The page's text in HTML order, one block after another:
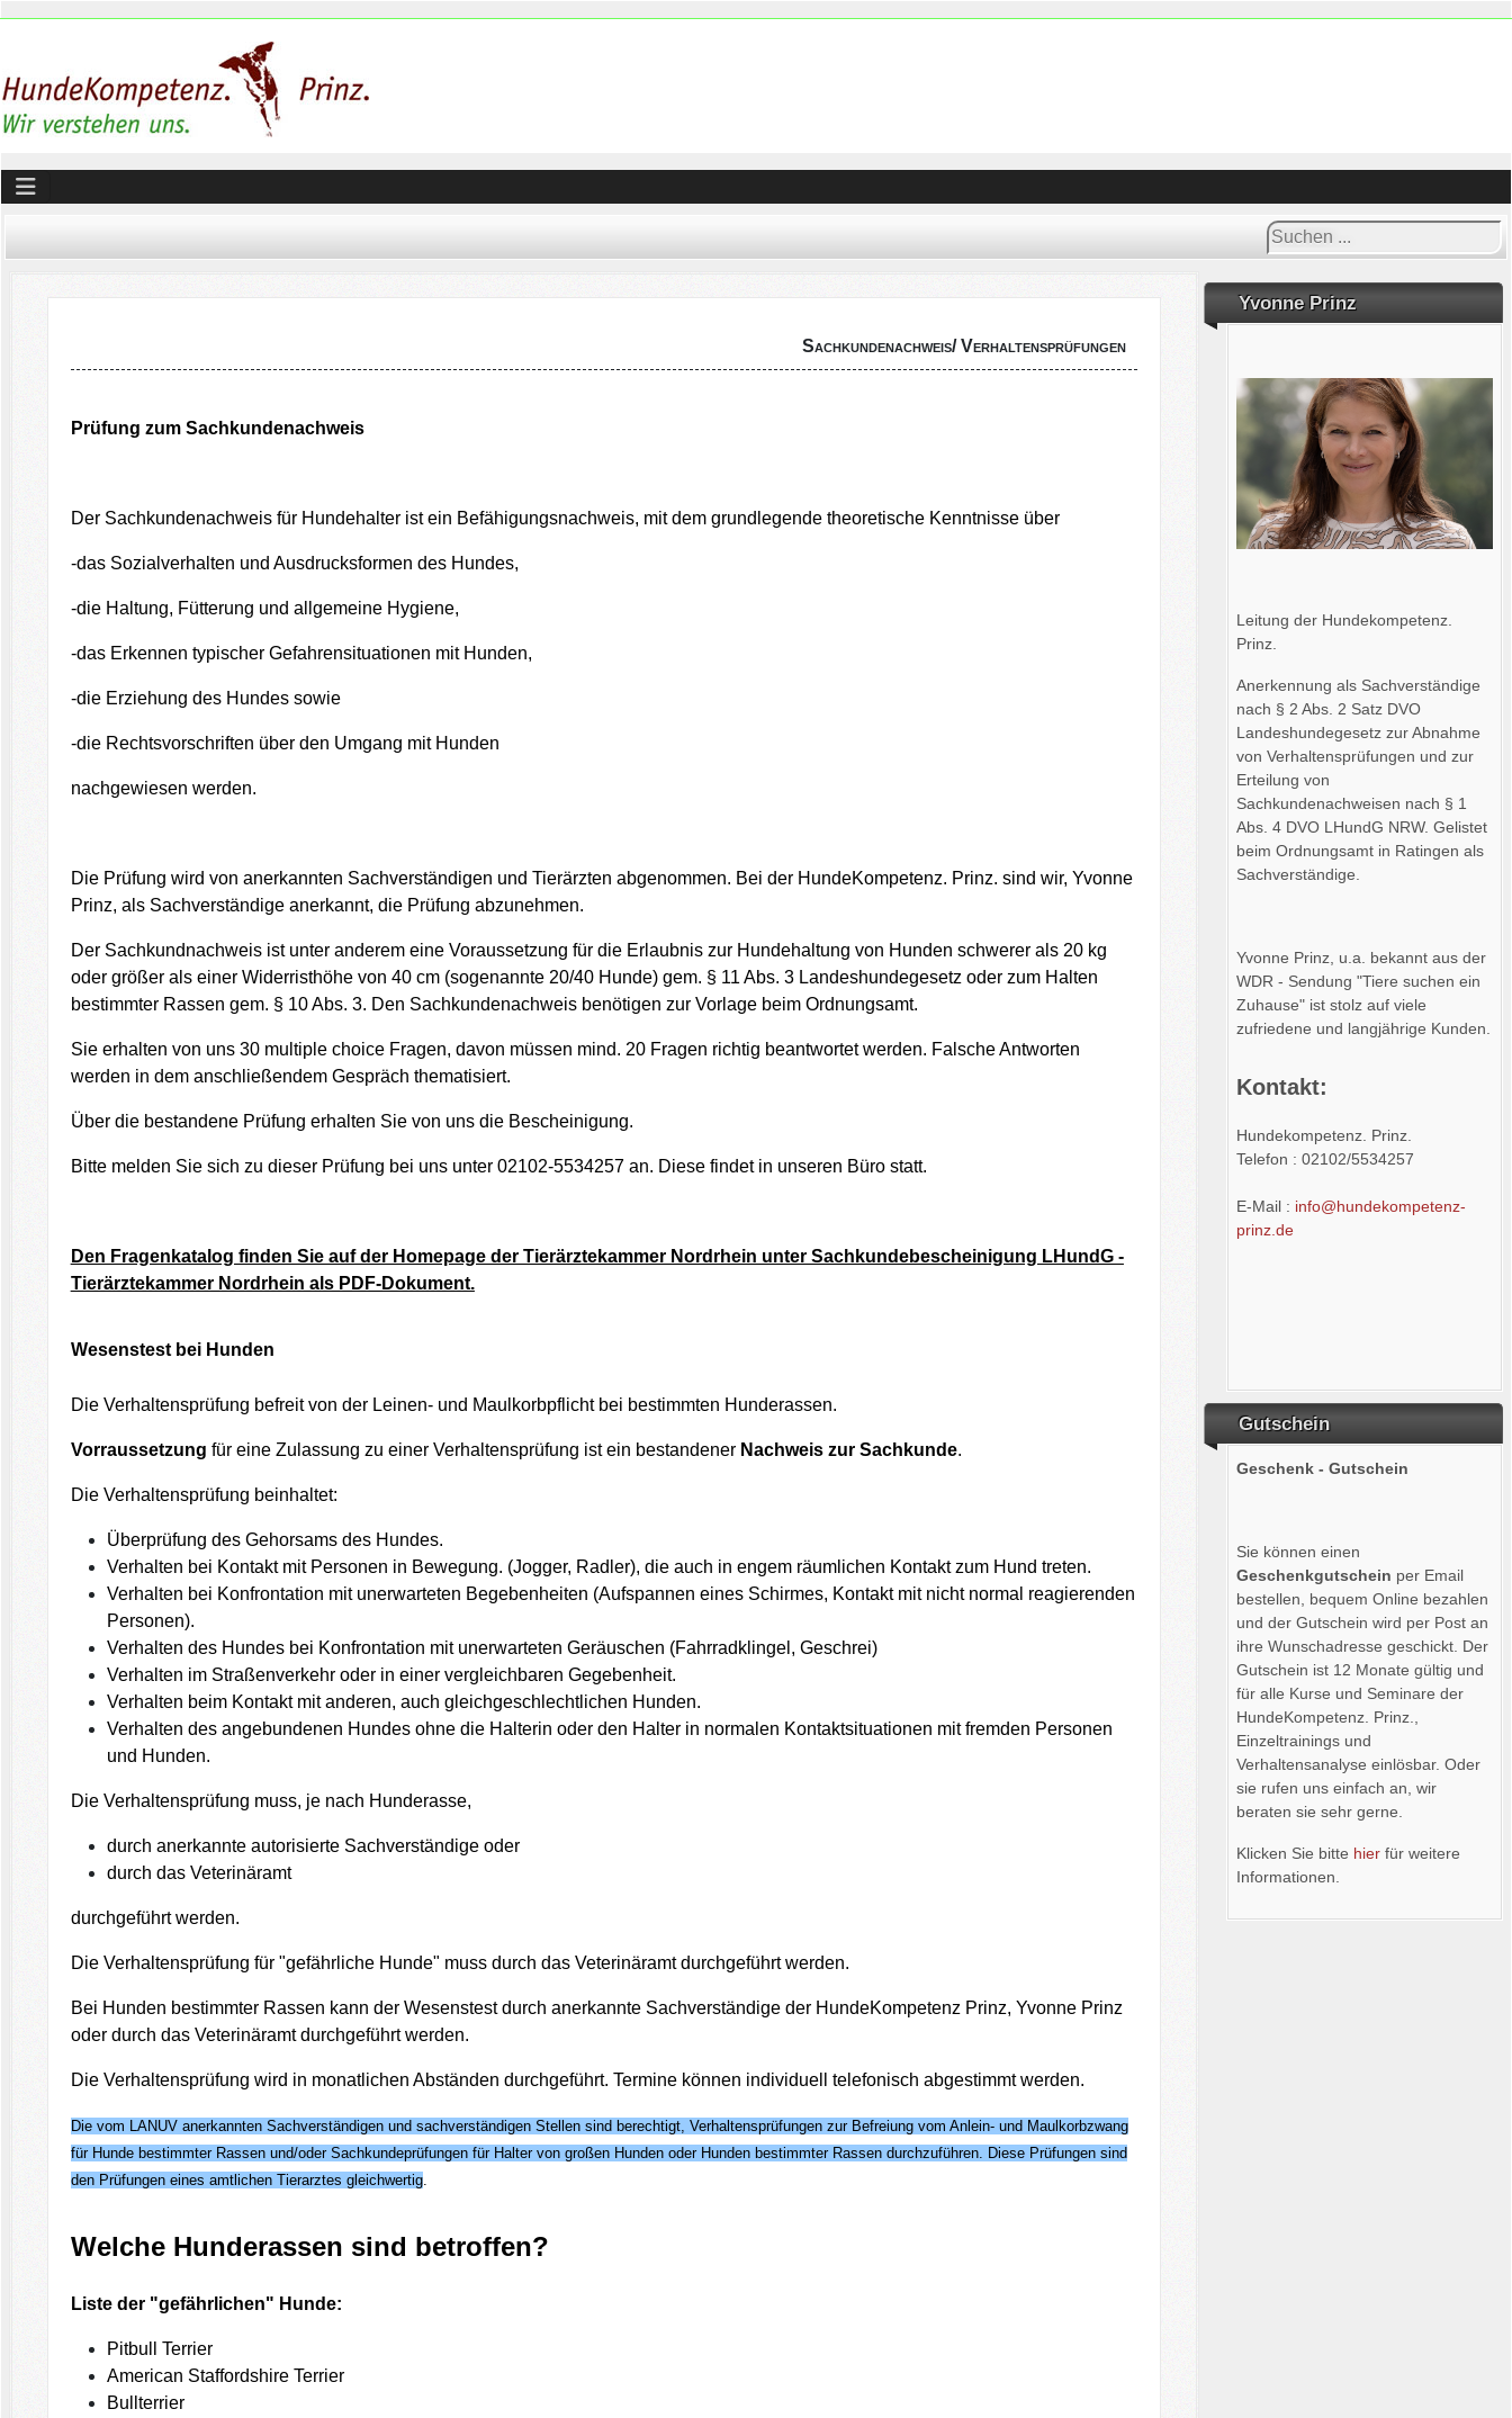
Suchen
...
Yvonne Prinz
Leitung der Hundekompetenz.
Prinz.
Anerkennung als Sachverständige
nach § 2 Abs. 2 Satz DVO
Landeshundegesetz zur Abnahme
von Verhaltensprüfungen und zur
Erteilung von
Sachkundenachweisen nach § 1
Abs. 4 DVO LHundG NRW. Gelistet
beim Ordnungsamt in Ratingen als
Sachverständige.
Yvonne Prinz, u.a. bekannt aus der
WDR - Sendung "Tiere suchen ein
Zuhause" ist stolz auf viele
zufriedene und langjährige Kunden.
Kontakt:
Hundekompetenz. Prinz.
Telefon : 02102/5534257
E-Mail : info@hundekompetenz-
prinz.de
Gutschein
Geschenk - Gutschein
Sie können einen
Geschenkgutschein per Email
bestellen, bequem Online bezahlen
und der Gutschein wird per Post an
ihre Wunschadresse geschickt. Der
Gutschein ist 12 Monate gültig und
für alle Kurse und Seminare der
HundeKompetenz. Prinz.,
Einzeltrainings und
Verhaltensanalyse einlösbar. Oder
sie rufen uns einfach an, wir
beraten sie sehr gerne.
Klicken Sie bitte hierfür weitere
Informationen.
Sachkundenachweis/ Verhaltensprüfungen
Prüfung zum Sachkundenachweis
Der Sachkundenachweis für Hundehalter ist ein Befähigungsnachweis, mit dem grundlegende theoretische Kenntnisse über
-das Sozialverhalten und Ausdrucksformen des Hundes,
-die Haltung, Fütterung und allgemeine Hygiene,
-das Erkennen typischer Gefahrensituationen mit Hunden,
-die Erziehung des Hundes sowie
-die Rechtsvorschriften über den Umgang mit Hunden
nachgewiesen werden.
Die Prüfung wird von anerkannten Sachverständigen und Tierärzten abgenommen. Bei der HundeKompetenz. Prinz. sind wir, Yvonne
Prinz, als Sachverständige anerkannt, die Prüfung abzunehmen.
Der Sachkundnachweis ist unter anderem eine Voraussetzung für die Erlaubnis zur Hundehaltung von Hunden schwerer als 20 kg
oder größer als einer Widerristhöhe von 40 cm (sogenannte 20/40 Hunde) gem. § 11 Abs. 3 Landeshundegesetz oder zum Halten
bestimmter Rassen gem. § 10 Abs. 3. Den Sachkundenachweis benötigen zur Vorlage beim Ordnungsamt.
Sie erhalten von uns 30 multiple choice Fragen, davon müssen mind. 20 Fragen richtig beantwortet werden. Falsche Antworten
werden in dem anschließendem Gespräch thematisiert.
Über die bestandene Prüfung erhalten Sie von uns die Bescheinigung.
Bitte melden Sie sich zu dieser Prüfung bei uns unter 02102-5534257 an. Diese findet in unseren Büro statt.
Den Fragenkatalog finden Sie auf der Homepage der Tierärztekammer Nordrhein unter Sachkundebescheinigung LHundG -
Tierärztekammer Nordrhein als PDF-Dokument.
Wesenstest bei Hunden
Die Verhaltensprüfung befreit von der Leinen- und Maulkorbpflicht bei bestimmten Hunderassen.
Vorraussetzung für eine Zulassung zu einer Verhaltensprüfung ist ein bestandener Nachweis zur Sachkunde.
Die Verhaltensprüfung beinhaltet:
Überprüfung des Gehorsams des Hundes.
Verhalten bei Kontakt mit Personen in Bewegung. (Jogger, Radler), die auch in engem räumlichen Kontakt zum Hund treten.
Verhalten bei Konfrontation mit unerwarteten Begebenheiten (Aufspannen eines Schirmes, Kontakt mit nicht normal reagierenden
Personen).
Verhalten des Hundes bei Konfrontation mit unerwarteten Geräuschen (Fahrradklingel, Geschrei)
Verhalten im Straßenverkehr oder in einer vergleichbaren Gegebenheit.
Verhalten beim Kontakt mit anderen, auch gleichgeschlechtlichen Hunden.
Verhalten des angebundenen Hundes ohne die Halterin oder den Halter in normalen Kontaktsituationen mit fremden Personen
und Hunden.
Die Verhaltensprüfung muss, je nach Hunderasse,
durch anerkannte autorisierte Sachverständige oder
durch das Veterinäramt
durchgeführt werden.
Die Verhaltensprüfung für "gefährliche Hunde" muss durch das Veterinäramt durchgeführt werden.
Bei Hunden bestimmter Rassen kann der Wesenstest durch anerkannte Sachverständige der HundeKompetenz Prinz, Yvonne Prinz
oder durch das Veterinäramt durchgeführt werden.
Die Verhaltensprüfung wird in monatlichen Abständen durchgeführt. Termine können individuell telefonisch abgestimmt werden.
Die vom LANUV anerkannten Sachverständigen und sachverständigen Stellen sind berechtigt, Verhaltensprüfungen zur Befreiung vom Anlein- und Maulkorbzwang
für Hunde bestimmter Rassen und/oder Sachkundeprüfungen für Halter von großen Hunden oder Hunden bestimmter Rassen durchzuführen. Diese Prüfungen sind
den Prüfungen eines amtlichen Tierarztes gleichwertig.
Welche Hunderassen sind betroffen?
Liste der "gefährlichen" Hunde:
Pitbull Terrier
American Staffordshire Terrier
Bullterrier